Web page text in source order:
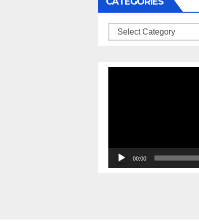
Categories
00:00